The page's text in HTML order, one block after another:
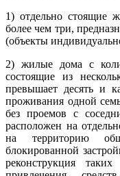
1) отдельно стоящие
более чем три,
(объекты
2) жилые дома с
состоящие из
превышает десять и
проживания одной
без проемов с
расположен на
на территорию
блокированной
реконструкция